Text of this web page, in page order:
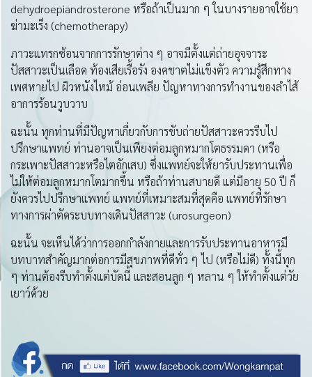
dehydroepiandrosterone หรือถ้าเป็นมาก ๆ ในบางรายอาจใช้ยา
ฆ่ามะเร็ง (chemotherapy)
ภาวะแทรกซ้อนจากการรักษาต่าง ๆ อาจมีตั้งแต่ถ่ายอุจจาระ
ปัสสาวะเป็นเลือด ท้องเสียเรื้อรัง องคชาตไม่แข็งตัว ความรู้สึกทาง
เพศหายไป ผิวหนังไหม้ อ่อนเพลีย ปัญหาทางการทำงานของลำไส้
อาการร้อนวูบวาบ
ฉะนั้น ทุกท่านที่มีปัญหาเกี่ยวกับการขับถ่ายปัสสาวะควรรีบไป
ปรึกษาแพทย์ ท่านอาจเป็นเพียงต่อมลูกหมากโตธรรมดา (หรือ
กระเพาะปัสสาวะหรือไตอักเสบ) ซึ่งแพทย์จะให้ยารับประทานเพื่อ
ไม่ให้ต่อมลูกหมากโตมากขึ้น หรือถ้าท่านสบายดี แต่มีอายุ 50 ปี ก็
ยังควรไปปรึกษาแพทย์ แพทย์ที่เหมาะสมที่สุดคือ แพทย์ที่รักษา
ทางการผ่าตัดระบบทางเดินปัสสาวะ (urosurgeon)
ฉะนั้น จะเห็นได้ว่าการออกกำลังกายและการรับประทานอาหารมี
บทบาทสำคัญมากต่อการมีสุขภาพที่ดีทั่ว ๆ ไป (หรือไม่ดี) ทั้งนี้ทุก
ๆ ท่านต้องรีบทำตั้งแต่บัดนี้ และสอนลูก ๆ หลาน ๆ ให้ทำตั้งแต่วัย
เยาว์ด้วย